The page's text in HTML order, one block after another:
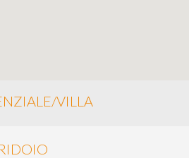
VILLA